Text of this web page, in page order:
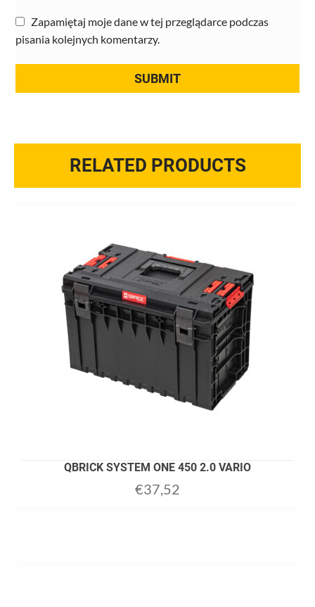
Zapamiętaj moje dane w tej przeglądarce podczas
pisania kolejnych komentarzy.
RELATED PRODUCTS
QBRICK SYSTEM ONE 450 2.0 VARIO
€37,52